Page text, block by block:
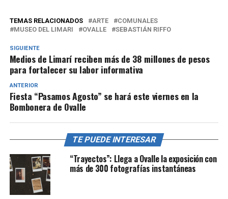
TEMAS RELACIONADOS ARTE
COMUNALES
MUSEO DEL LIMARI
OVALLE SEBASTIÁN RIFFO
SIGUIENTE
Medios de Limarí reciben más de 38 millones de pesos
para fortalecer su labor informativa
ANTERIOR
Fiesta “Pasamos Agosto” se hará este viernes en la
Bombonera de Ovalle
TE PUEDE INTERESAR
“Trayectos”: Llega a Ovalle la exposición con
más de 300 fotografías instantáneas